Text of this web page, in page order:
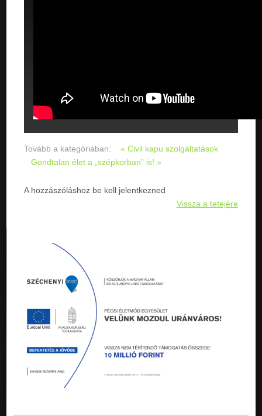
Tovább a kategóriában:
« Civil kapu szolgáltatások
Gondtalan élet a „szépkorban” is! »
A hozzászóláshoz be kell jelentkezned
Vissza a tetejére